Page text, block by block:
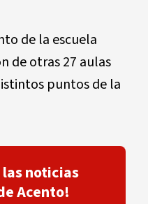
de la escuela
de otras 27 aulas
puntos de la
las noticias
Acento!